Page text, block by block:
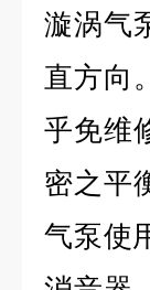
漩涡气
直方向
乎免维
密之平
气泵使